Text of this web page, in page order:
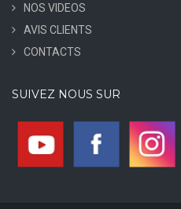
NOS VIDEOS
AVIS CLIENTS
CONTACTS
SUIVEZ NOUS SUR